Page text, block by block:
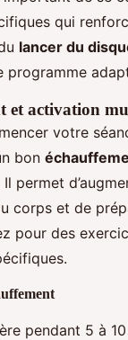
qui
lancer du
programme
et activation
votre
bon
permet
corps et de
pour des
pendant 5 à